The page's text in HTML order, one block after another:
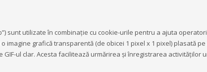
sunt utilizate în combinație cu cookie-urile pentru a ajuta
imagine grafică transparentă (de obicei 1 pixel x 1 pixel) plasată
ul clar. Acesta facilitează urmărirea și înregistrarea activităților